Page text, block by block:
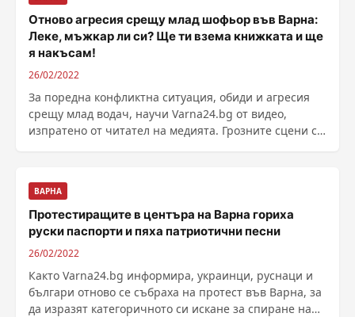
Отново агресия срещу млад шофьор във Варна:
Леке, мъжкар ли си? Ще ти взема книжката и ще
я накъсам!
26/02/2022
За поредна конфликтна ситуация, обиди и агресия
срещу млад водач, научи Varna24.bg от видео,
изпратено от читател на медията. Грозните сцени се
ВАРНА
Протестиращите в центъра на Варна гориха
руски паспорти и пяха патриотични песни
26/02/2022
Както Varna24.bg информира, украинци, руснаци и
българи отново се събраха на протест във Варна, за
да изразят категоричното си искане за спиране на